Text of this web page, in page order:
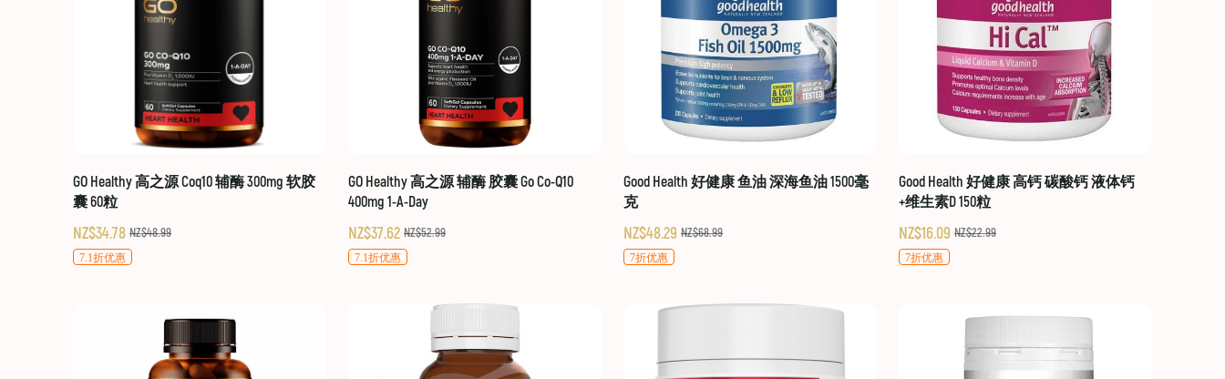
GO Healthy 高之源 Coq10 辅酶 300mg 软胶
囊 60粒
NZ$34.78 NZ$48.99
7.1折优惠
GO Healthy 高之源 辅酶 胶囊 Go Co-Q10
400mg 1-A-Day
NZ$37.62 NZ$52.99
7.1折优惠
Good Health 好健康 鱼油 深海鱼油 1500毫
克
NZ$48.29 NZ$68.99
7折优惠
Good Health 好健康 高钙 碳酸钙 液体钙
+维生素D 150粒
NZ$16.09 NZ$22.99
7折优惠